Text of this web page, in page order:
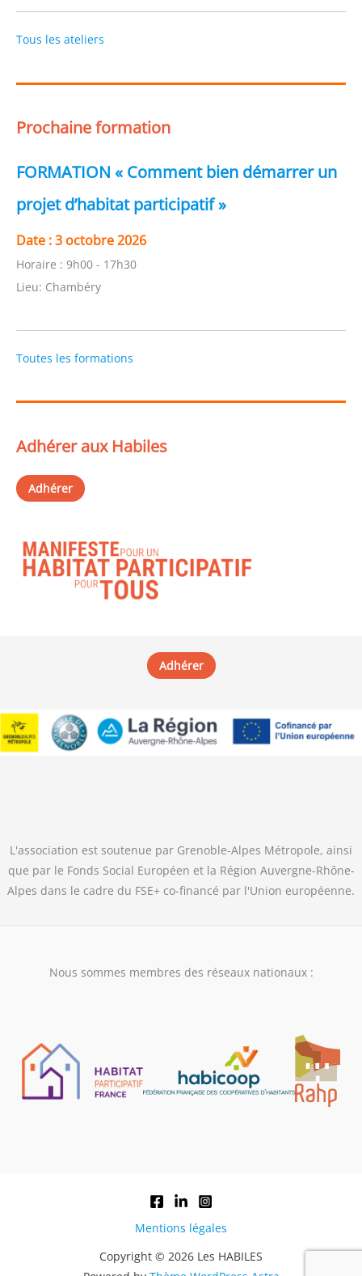
Tous les ateliers
Prochaine formation
FORMATION « Comment bien démarrer un
projet d’habitat participatif »
Date :3 octobre 2026
Horaire : 9h00 - 17h30
Lieu: Chambéry
Toutes les formations
Adhérer aux Habiles
Adhérer
Adhérer
L'association est soutenue par Grenoble-Alpes Métropole, ainsi
que par le Fonds Social Européen et la Région Auvergne-Rhône-
Alpes dans le cadre du FSE+ co-financé par l'Union européenne.
Nous sommes membres des réseaux nationaux :
Mentions légales
Copyright © 2026 Les HABILES